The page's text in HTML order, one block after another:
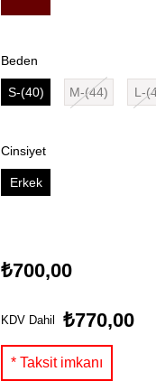
Beden
S-(40) M-(44) L-
Cinsiyet
Erkek
₺700,00
KDV Dahil ₺770,00